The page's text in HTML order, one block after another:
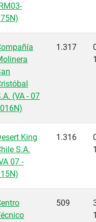
(VA - 07
1.317
King
S.A.
07 -
1.316
509